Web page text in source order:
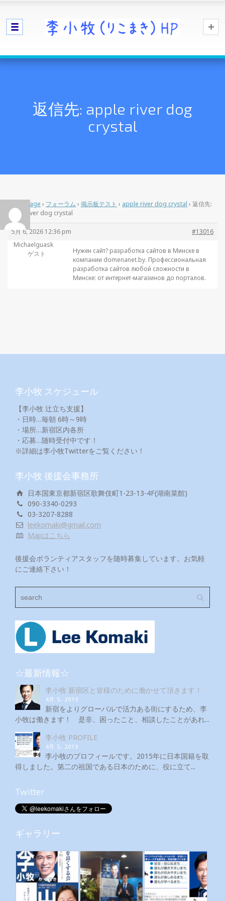
返信先: apple river dog
crystal
Home Page › フォーラム › 掲示板テスト › apple river dog crystal › 返信先:
apple river dog crystal
5月 6, 2026 12:36 pm
#13016
Michaelguask
ゲスト
Нужен сайт? разработка сайтов в Минске в
компании domenanet.by. Профессиональная
разработка сайтов любой сложности в
Минске: от интернет-магазинов до порталов.
李小牧 スケジュール
【李小牧 辻立ち支援】
・日時…毎朝 6時～9時
・場所…新宿区内各所
・応募…随時受付中です！
※詳細は李小牧Twitterをご覧ください！
李小牧 後援会事務所
日本国東京都新宿区歌舞伎町1-23-13-4F(湖南菜館)
090-3340-0293
03-3207-8288
leekomaki@gmail.com
Mapはこちら
後援会ボランティアスタッフを随時募集しています。お気軽
にご連絡下さい！
☆最新情報☆
李小牧 新宿区と皆様のために働かせて頂きます！
4月 5, 2019
新宿をよりグローバルで活力ある街にするため、李
小牧は働きます！ 是非、困ったこと、相談したことがあれ...
李小牧 PROFILE
4月 5, 2019
李小牧のプロフィールです。2015年に日本国籍を取
得しました。第二の祖国である日本のために、役に立て...
Twitter
ギャラリー